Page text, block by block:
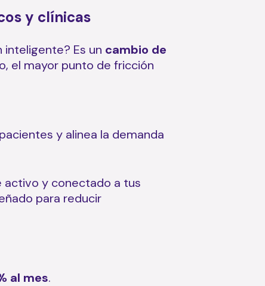
y clínicas
Es un cambio de
el mayor punto de fricción
y alinea la demanda
activo y conectado a tus
para reducir
al mes.